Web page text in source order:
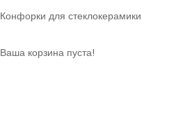
Конфорки для стеклокерамики
Ваша корзина пуста!